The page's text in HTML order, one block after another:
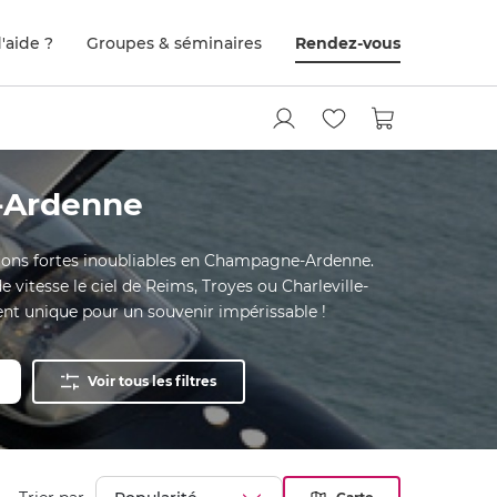
? Groupes & séminaires Rendez-vous
fortes inoubliables en Champagne-Ardenne.
le ciel de Reims, Troyes ou Charleville-
unique pour un souvenir impérissable !
Voir tous les filtres